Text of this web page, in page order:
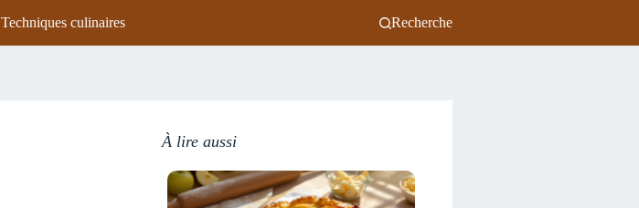
Techniques culinaires Recherche
À lire aussi